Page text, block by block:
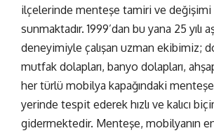
ilçelerinde menteşe tamiri ve değişimi
sunmaktadır. 1999’dan bu yana 25 yılı
deneyimiyle çalışan uzman ekibimiz;
mutfak dolapları, banyo dolapları,
her türlü mobilya kapağındaki menteşe
yerinde tespit ederek hızlı ve kalıcı
gidermektedir. Menteşe, mobilyanın